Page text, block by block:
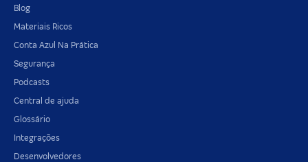
Blog
Materiais Ricos
Conta Azul Na Prática
Segurança
Podcasts
Central de ajuda
Glossário
Integrações
Desenvolvedores